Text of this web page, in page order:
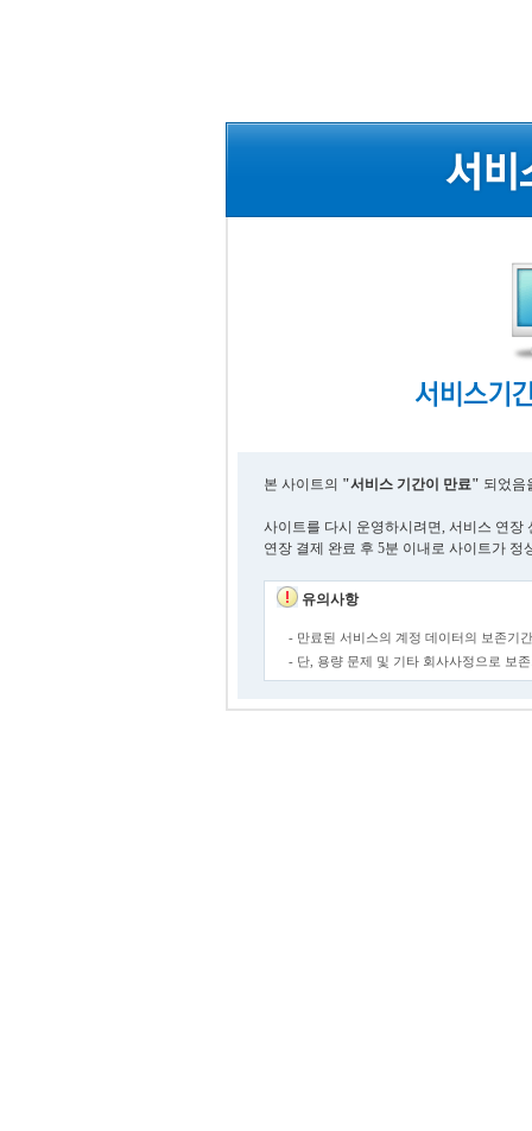
본 사이트의 "서비스 기간이 만료" 되었음
사이트를 다시 운영하시려면, 서비스 연장
연장 결제 완료 후 5분 이내로 사이트가 정
유의사항
- 만료된 서비스의 계정 데이터의 보존기
- 단, 용량 문제 및 기타 회사사정으로 보